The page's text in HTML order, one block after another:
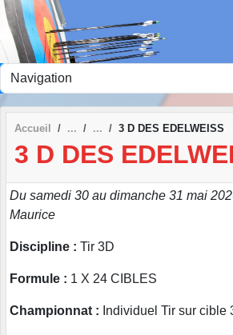
Accueil 3 D DES EDELWEISS
3 D DES
Du samedi 30 au dimanche 31 mai
Maurice
Discipline : Tir 3D
Formule : 1 X 24 CIBLES
Championnat : Individuel Tir sur cible
Panneau de gestion des cookies